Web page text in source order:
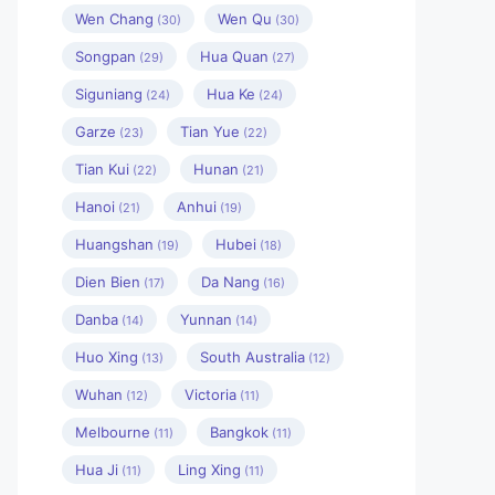
Wen Chang (30) Wen Qu (30)
Songpan (29) Hua Quan (27)
Siguniang (24) Hua Ke (24)
Garze (23) Tian Yue (22)
Tian Kui (22) Hunan (21)
Hanoi (21) Anhui (19)
Huangshan (19) Hubei (18)
Dien Bien (17) Da Nang (16)
Danba (14) Yunnan (14)
Huo Xing (13) South Australia (12)
Wuhan (12) Victoria (11)
Melbourne (11) Bangkok (11)
Hua Ji (11) Ling Xing (11)